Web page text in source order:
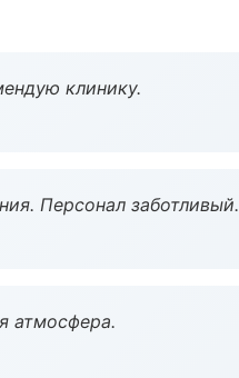
клинику.
Персонал заботливый.
атмосфера.